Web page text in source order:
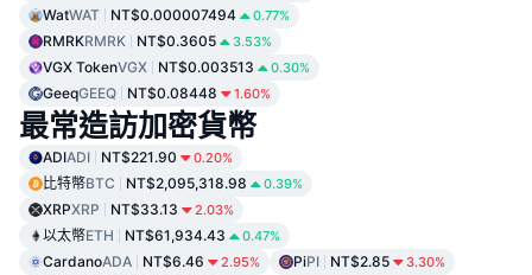
WatWAT NT$0.000007494 0.77%
RMRKRMRK NT$0.3605 3.53%
VGX TokenVGX NT$0.003513 0.30%
GeeqGEEQ NT$0.08448 1.60%
最常造訪加密貨幣
ADIADI NT$221.90 0.20%
比特幣BTC NT$2,095,318.98 0.39%
XRPXRP NT$33.13 2.03%
以太幣ETH NT$61,934.43 0.47%
CardanoADA NT$6.46 2.95% PiPI NT$2.85 3.30%